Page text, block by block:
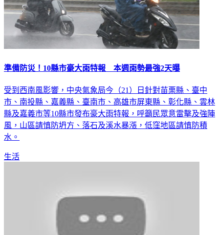
準備防災！10縣市豪大雨特報 本週雨勢最強2天曝
受到西南風影響，中央氣象局今（21）日針對苗栗縣、臺中
市、南投縣、嘉義縣、臺南市、高雄市屏東縣、彰化縣、雲林
縣及嘉義市等10縣市發布豪大雨特報，呼籲民眾意雷擊及強陣
風，山區請慎防坍方、落石及溪水暴漲，低窪地區請慎防積
水。
生活